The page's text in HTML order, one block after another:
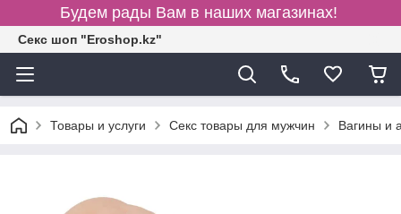
Будем рады Вам в наших магазинах!
Секс шоп "Eroshop.kz"
Товары и услуги Секс товары для мужчин Вагины и